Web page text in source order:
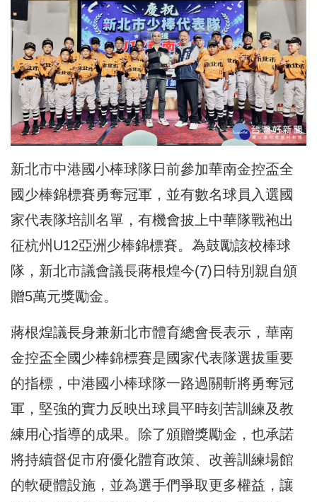
新北市中港國小棒球隊日前參加華南金控盃全
國少棒錦標賽勇奪冠軍，並有數名球員入選國
家代表隊培訓名單，有機會披上中華隊戰袍出
征杭州U12亞洲少棒錦標賽。為鼓勵該校棒球
隊，新北市議會議長蔣根煌今(7)日特別親自頒
贈5萬元獎勵金。
蔣根煌議長身兼新北市體育總會長表示，華南
金控盃全國少棒錦標賽是國家代表隊選拔重要
的指標，中港國小棒球隊一路過關斬將勇奪冠
軍，堅強的實力反映出球員平時刻苦訓練及教
練用心指導的成果。除了頒贈獎勵金，也承諾
將持續督促市府優化體育政策、改善訓練場館
的軟硬體設施，並為選手們爭取更多權益，讓